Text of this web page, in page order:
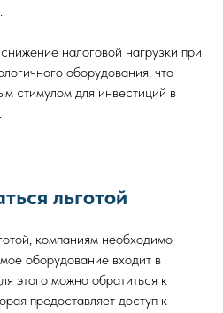
налоговой нагрузки при
оборудования, что
стимулом для инвестиций в
льготой
компаниям необходимо
оборудование входит в
этого можно обратиться к
предоставляет доступ к